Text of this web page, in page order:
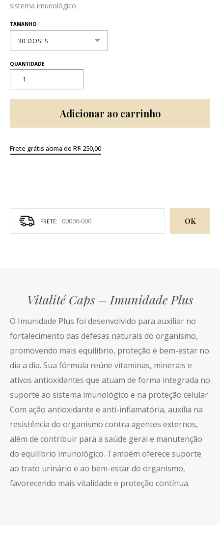
sistema imunológico.
TAMANHO
Adicionar ao carrinho
Frete grátis acima de R$ 250,00
OK
Vitalité Caps – Imunidade Plus
O Imunidade Plus foi desenvolvido para auxiliar no
fortalecimento das defesas naturais do organismo,
promovendo mais equilíbrio, proteção e bem-estar no
dia a dia. Sua fórmula reúne vitaminas, minerais e
ativos antioxidantes que atuam de forma integrada no
suporte ao sistema imunológico e na proteção celular.
Com ação antioxidante e anti-inflamatória, auxilia na
resistência do organismo contra agentes externos,
além de contribuir para a saúde geral e manutenção
do equilíbrio imunológico. Também oferece suporte
ao trato urinário e ao bem-estar do organismo,
favorecendo mais vitalidade e proteção contínua.